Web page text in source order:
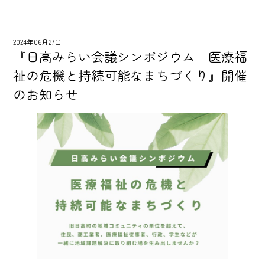
2024年06月27日
『日高みらい会議シンポジウム 医療福
祉の危機と持続可能なまちづくり』開催
のお知らせ